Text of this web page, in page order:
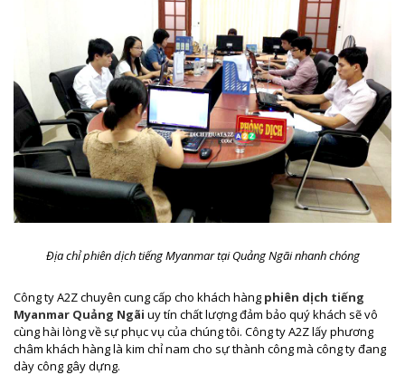
Địa chỉ phiên dịch tiếng Myanmar tại Quảng Ngãi nhanh chóng
Công ty A2Z chuyên cung cấp cho khách hàng phiên dịch tiếng
Myanmar Quảng Ngãi uy tín chất lượng đảm bảo quý khách sẽ vô
cùng hài lòng về sự phục vụ của chúng tôi. Công ty A2Z lấy phương
châm khách hàng là kim chỉ nam cho sự thành công mà công ty đang
dày công gây dựng.